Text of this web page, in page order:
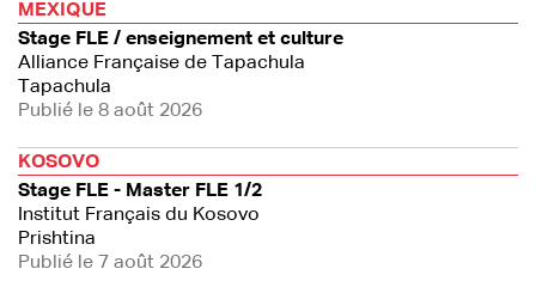
MEXIQUE
Stage FLE / enseignement et culture
Alliance Française de Tapachula
Tapachula
Publié le 8 août 2026
KOSOVO
Stage FLE - Master FLE 1/2
Institut Français du Kosovo
Prishtina
Publié le 7 août 2026